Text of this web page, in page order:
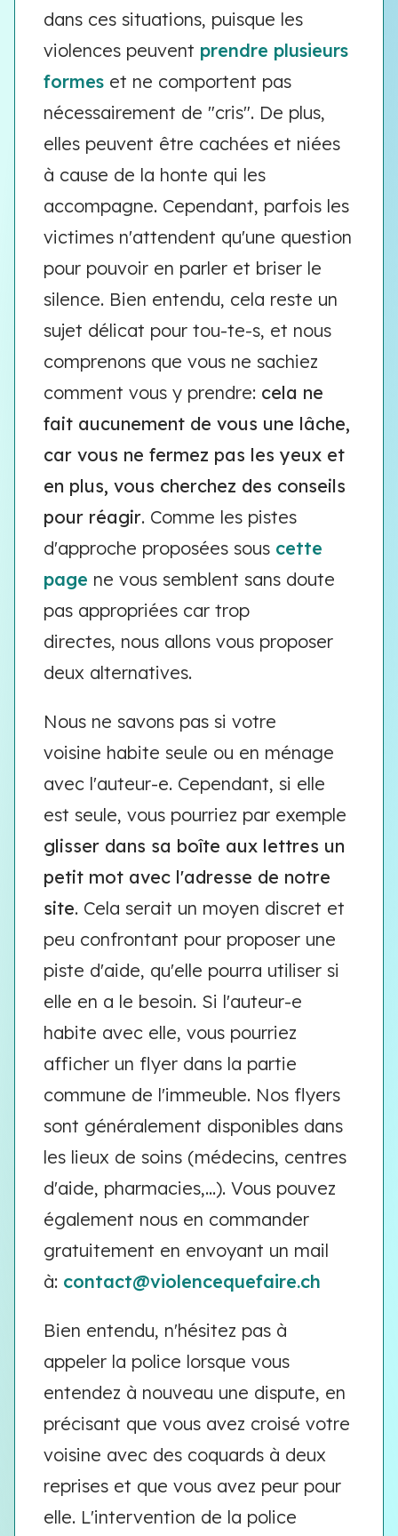
dans ces situations, puisque les
violences peuvent prendre plusieurs
formes et ne comportent pas
nécessairement de "cris". De plus,
elles peuvent être cachées et niées
à cause de la honte qui les
accompagne. Cependant, parfois les
victimes n'attendent qu'une question
pour pouvoir en parler et briser le
silence. Bien entendu, cela reste un
sujet délicat pour tou-te-s, et nous
comprenons que vous ne sachiez
comment vous y prendre: cela ne
fait aucunement de vous une lâche,
car vous ne fermez pas les yeux et
en plus, vous cherchez des conseils
pour réagir. Comme les pistes
d'approche proposées sous cette
page ne vous semblent sans doute
pas appropriées car trop
directes, nous allons vous proposer
deux alternatives.
Nous ne savons pas si votre
voisine habite seule ou en ménage
avec l'auteur-e. Cependant, si elle
est seule, vous pourriez par exemple
glisser dans sa boîte aux lettres un
petit mot avec l'adresse de notre
site. Cela serait un moyen discret et
peu confrontant pour proposer une
piste d'aide, qu'elle pourra utiliser si
elle en a le besoin. Si l'auteur-e
habite avec elle, vous pourriez
afficher un flyer dans la partie
commune de l'immeuble. Nos flyers
sont généralement disponibles dans
les lieux de soins (médecins, centres
d'aide, pharmacies,...). Vous pouvez
également nous en commander
gratuitement en envoyant un mail
à: contact@violencequefaire.ch
Bien entendu, n'hésitez pas à
appeler la police lorsque vous
entendez à nouveau une dispute, en
précisant que vous avez croisé votre
voisine avec des coquards à deux
reprises et que vous avez peur pour
elle. L'intervention de la police